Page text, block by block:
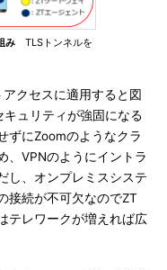
み TLSトンネルを
クセスに適用すると図
ュリティが強固になる
ずにZoomのようなクラ
、VPNのようにイントラ
し、オンプレミスシステ
接続が不可欠なのでZT
テレワークが増えれば広